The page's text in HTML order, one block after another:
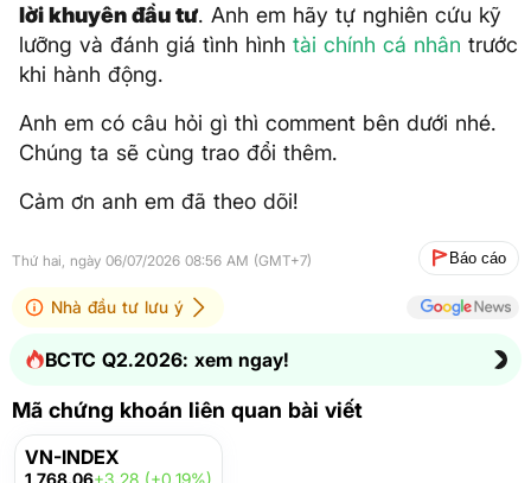
lời khuyên đầu tư. Anh em hãy tự nghiên cứu kỹ
lưỡng và đánh giá tình hình tài chính cá nhân trước
khi hành động.
Anh em có câu hỏi gì thì comment bên dưới nhé.
Chúng ta sẽ cùng trao đổi thêm.
Cảm ơn anh em đã theo dõi!
Thứ hai, ngày 06/07/2026 08:56 AM (GMT+7) Báo cáo
Nhà đầu tư lưu ý
BCTC Q2.2026: xem ngay!
Mã chứng khoán liên quan bài viết
VN-INDEX
1,768.06+3.28 (+0.19%)